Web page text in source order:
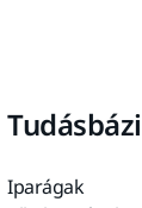
Iparágak